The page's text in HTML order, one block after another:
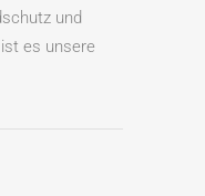
und
es unsere